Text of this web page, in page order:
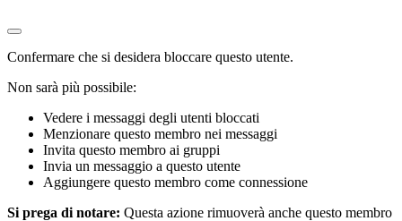
Confermare che si desidera bloccare questo utente.
Non sarà più possibile:
Vedere i messaggi degli utenti bloccati
Menzionare questo membro nei messaggi
Invita questo membro ai gruppi
Invia un messaggio a questo utente
Aggiungere questo membro come connessione
Si prega di notare: Questa azione rimuoverà anche questo membro